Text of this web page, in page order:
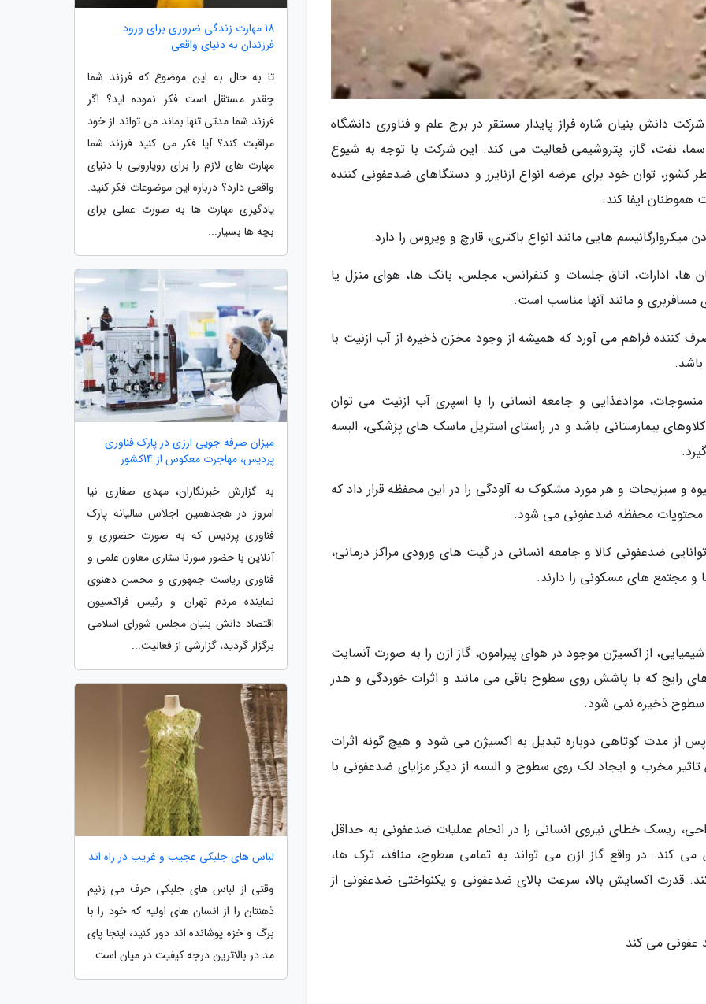
دانش بنیان شاره فراز پایدار مستقر در برج علم و فناوری دانشگاه
نفت، گاز، پتروشیمی فعالیت می کند. این شرکت با توجه به شیوع
توان خود برای عرضه انواع ازنایزر و دستگاهای ضدعفونی کننده
هموطنان ایفا کند.
میکروارگانیسم هایی مانند انواع باکتری، قارچ و ویروس را دارد.
ها، ادارات، اتاق جلسات و کنفرانس، مجلس، بانک ها، هوای منزل یا
مسافربری و مانند آنها مناسب است.
کننده فراهم می آورد که همیشه از وجود مخزن ذخیره از آب ازنیت با
موادغذایی و جامعه انسانی را با اسپری آب ازنیت می توان
بیمارستانی باشد و در راستای استریل ماسک های پزشکی، البسه
و سبزیجات و هر مورد مشکوک به آلودگی را در این محفظه قرار داد که
محتویات محفظه ضدعفونی می شود.
ضدعفونی کالا و جامعه انسانی در گیت های ورودی مراکز درمانی،
و مجتمع های مسکونی را دارند.
از اکسیژن موجود در هوای پیرامون، گاز ازن را به صورت آنسایت
رایج که با پاشش روی سطوح باقی می مانند و اثرات خوردگی و هدر
سطوح ذخیره نمی شود.
پس از مدت کوتاهی دوباره تبدیل به اکسیژن می شود و هیچ گونه اثرات
مخرب و ایجاد لک روی سطوح و البسه از دیگر مزایای ضدعفونی با
ریسک خطای نیروی انسانی را در انجام عملیات ضدعفونی به حداقل
کند. در واقع گاز ازن می تواند به تمامی سطوح، منافذ، ترک ها،
قدرت اکسایش بالا، سرعت بالای ضدعفونی و یکنواختی ضدعفونی از
عفونی می کند
18 مهارت زندگی ضروری برای ورود
فرزندان به دنیای واقعی
تا به حال به این موضوع که فرزند شما
چقدر مستقل است فکر نموده اید؟ اگر
فرزند شما مدتی تنها بماند می تواند از خود
مراقبت کند؟ آیا فکر می کنید فرزند شما
مهارت های لازم را برای رویارویی با دنیای
واقعی دارد؟ درباره این موضوعات فکر کنید.
یادگیری مهارت ها به صورت عملی برای
بچه ها بسیار...
میزان صرفه جویی ارزی در پارک فناوری
پردیس، مهاجرت معکوس از 14کشور
به گزارش خبرنگاران، مهدی صفاری نیا
امروز در هجدهمین اجلاس سالیانه پارک
فناوری پردیس که به صورت حضوری و
آنلاین با حضور سورنا ستاری معاون علمی و
فناوری ریاست جمهوری و محسن دهنوی
نماینده مردم تهران و رئیس فراکسیون
اقتصاد دانش بنیان مجلس شورای اسلامی
برگزار گردید، گزارشی از فعالیت...
لباس های جلبکی عجیب و غریب در راه اند
وقتی از لباس های جلبکی حرف می زنیم
ذهنتان را از انسان های اولیه که خود را با
برگ و خزه پوشانده اند دور کنید، اینجا پای
مد در بالاترین درجه کیفیت در میان است.